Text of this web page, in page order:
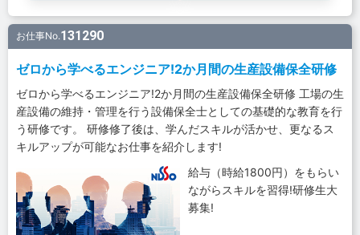
お仕事No.131290
ゼロから学べるエンジニア!2か月間の生産設備保全研修
ゼロから学べるエンジニア!2か月間の生産設備保全研修 工場の生
産設備の維持・管理を行う設備保全士としての基礎的な教育を行
う研修です。 研修修了後は、学んだスキルが活かせ、更なるス
キルアップが可能なお仕事を紹介します!
給与（時給1800円）をもらい
ながらスキルを習得!研修生大
募集!